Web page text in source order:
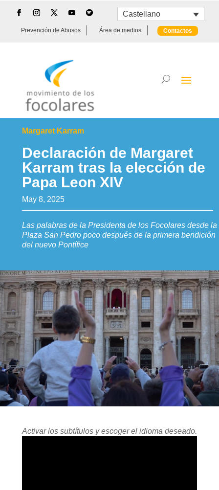
Castellano
Prevención de Abusos Área de medios Contactos
Margaret Karram
Declaración de Margaret
Karram tras la elección de
Papa Leon XIV
May 8, 2025
Las palabras de la Presidenta de los Focolares desde la
Plaza San Pedro poco después de la primera bendición
del nuevo Pontífice
Activar los subtítulos y escoger el idioma deseado.